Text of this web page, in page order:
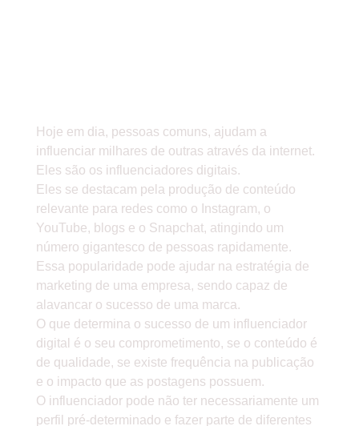
Hoje em dia, pessoas comuns, ajudam a
influenciar milhares de outras através da internet.
Eles são os influenciadores digitais.
Eles se destacam pela produção de conteúdo
relevante para redes como o Instagram, o
YouTube, blogs e o Snapchat, atingindo um
número gigantesco de pessoas rapidamente.
Essa popularidade pode ajudar na estratégia de
marketing de uma empresa, sendo capaz de
alavancar o sucesso de uma marca.
O que determina o sucesso de um influenciador
digital é o seu comprometimento, se o conteúdo é
de qualidade, se existe frequência na publicação
e o impacto que as postagens possuem.
O influenciador pode não ter necessariamente um
perfil pré-determinado e fazer parte de diferentes